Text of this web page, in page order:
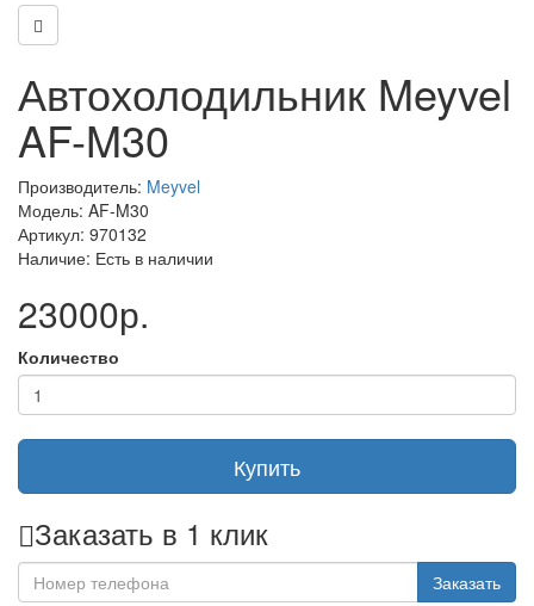
Автохолодильник Meyvel
AF-M30
Производитель: Meyvel
Модель: AF-M30
Артикул: 970132
Наличие: Есть в наличии
23000р.
Количество
Купить
Заказать в 1 клик
Заказать